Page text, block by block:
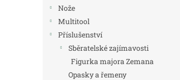
Nože
Multitool
Příslušenství
Sběratelské zajímavosti
Figurka majora Zemana
Opasky a řemeny